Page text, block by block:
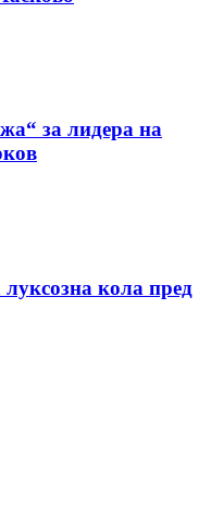
за лидера на
кола пред